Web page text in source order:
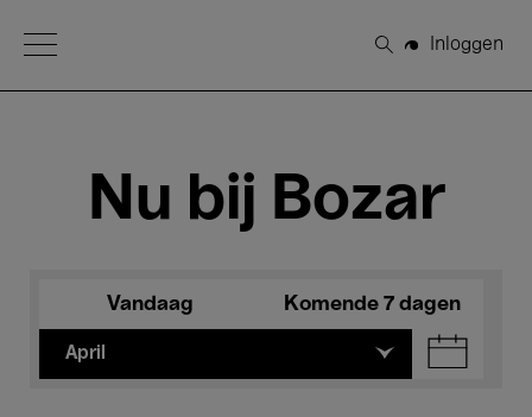
Open Menu
Zoeken
Inloggen
Nu bij Bozar
Vandaag Komende 7 dagen
April